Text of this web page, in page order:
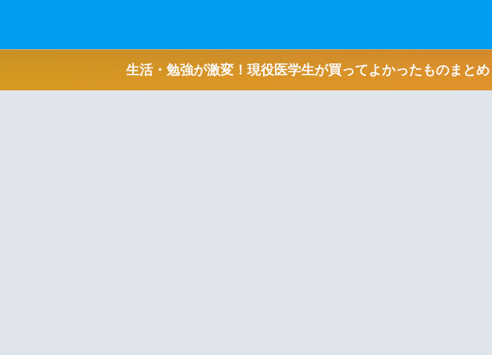
生活・勉強が激変！現役医学生が買ってよかったものまと